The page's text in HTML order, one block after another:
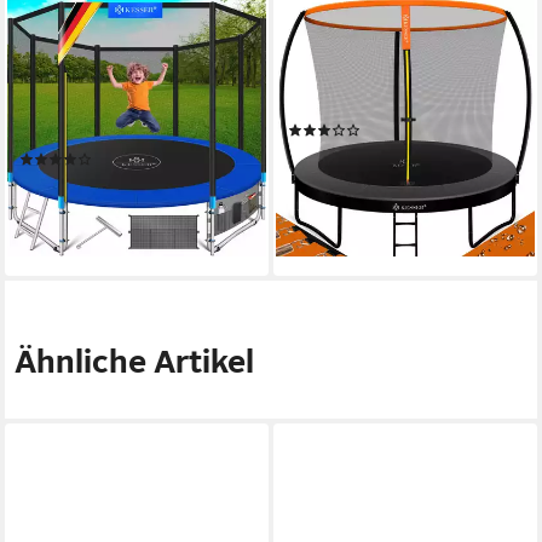
KESSER
Gartentrampolin, Ø 305 cm,
Trampolin TÜV Rheinland GS
Zertifiziert Komplettset
Sicherheitsnetz
(45)
ab 179,80 €
lieferbar - in 3-4 Werktagen bei dir
KESSER
Gartentrampolin, Ø 244 cm,
Trampolin Gartentrampolin
TÜV Rheinland GS Zertifiziert
99,80 €
lieferbar - in 3-4 Werktagen bei dir
Ähnliche Artikel